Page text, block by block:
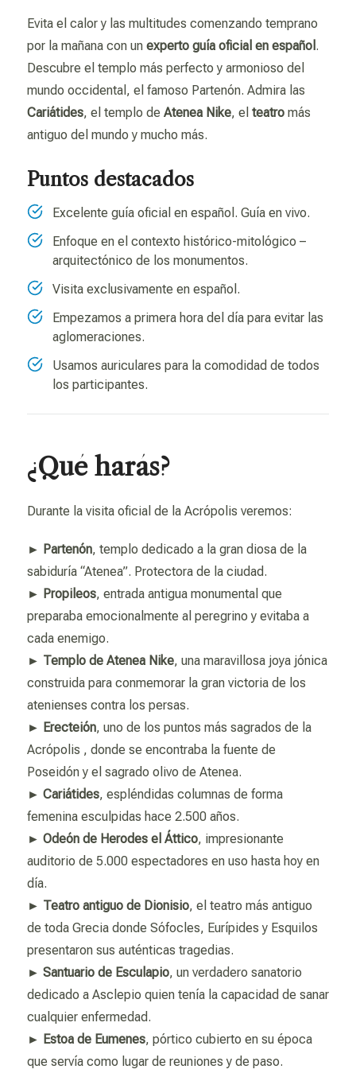
Evita el calor y las multitudes comenzando temprano
por la mañana con un experto guía oficial en español .
Descubre el templo más perfecto y armonioso del
mundo occidental, el famoso Partenón. Admira las
Cariátides, el templo de Atenea Nike, el teatro más
antiguo del mundo y mucho más.
Puntos destacados
Excelente guía oficial en español. Guía en vivo.
Enfoque en el contexto histórico-mitológico –
arquitectónico de los monumentos.
Visita exclusivamente en español.
Empezamos a primera hora del día para evitar las
aglomeraciones.
Usamos auriculares para la comodidad de todos
los participantes.
¿Qué harás?
Durante la visita oficial de la Acrópolis veremos:
► Partenón, templo dedicado a la gran diosa de la
sabiduría “Atenea”. Protectora de la ciudad.
► Propileos, entrada antigua monumental que
preparaba emocionalmente al peregrino y evitaba a
cada enemigo.
► Templo de Atenea Nike, una maravillosa joya jónica
construida para conmemorar la gran victoria de los
atenienses contra los persas.
► Erecteión, uno de los puntos más sagrados de la
Acrópolis , donde se encontraba la fuente de
Poseidón y el sagrado olivo de Atenea.
► Cariátides, espléndidas columnas de forma
femenina esculpidas hace 2.500 años.
► Odeón de Herodes el Áttico, impresionante
auditorio de 5.000 espectadores en uso hasta hoy en
día.
► Teatro antiguo de Dionisio, el teatro más antiguo
de toda Grecia donde Sófocles, Eurípides y Esquilos
presentaron sus auténticas tragedias.
► Santuario de Esculapio, un verdadero sanatorio
dedicado a Asclepio quien tenía la capacidad de sanar
cualquier enfermedad.
► Estoa de Eumenes, pórtico cubierto en su época
que servía como lugar de reuniones y de paso.